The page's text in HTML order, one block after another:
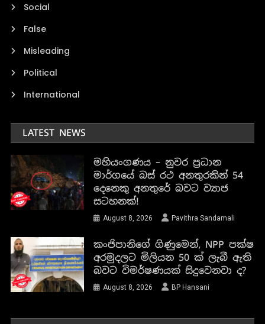
Social
False
Misleading
Political
International
LATEST NEWS
මහියංගණය – නුවර ප්‍රධාන
මාර්ගයේ බස් රථ අනතුරකින් 54
දෙනෙකු අනතුරේ බවට ව්‍යාජ
සටහනක්!
August 8, 2026 Pavithra Sandamali
කංජිපානිගේ ගිණුමෙන්, NPP පක්ෂ
අරමුදලට මිලියන 50 ක් ලැබී ඇති
බවට විමර්ෂණයක් සිදුවෙනවා ද?
August 8, 2026 BP Hansani